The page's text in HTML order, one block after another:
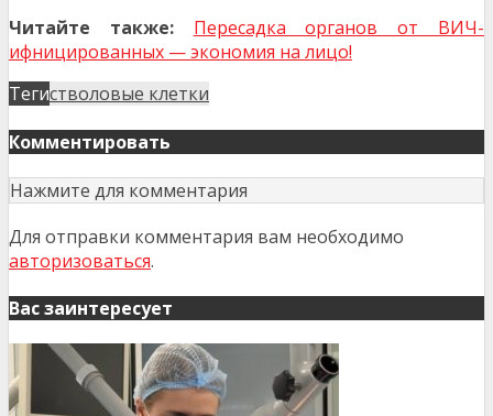
Читайте также: Пересадка органов от ВИЧ-
ифницированных — экономия на лицо!
Тегистволовые клетки
Комментировать
Нажмите для комментария
Для отправки комментария вам необходимо
авторизоваться.
Вас заинтересует